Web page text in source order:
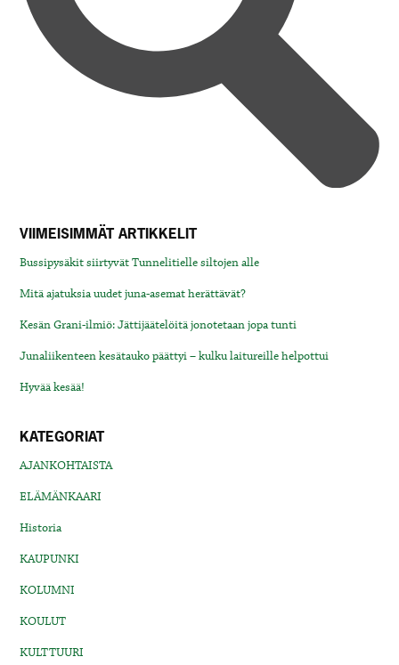
VIIMEISIMMÄT ARTIKKELIT
Bussipysäkit siirtyvät Tunnelitielle siltojen alle
Mitä ajatuksia uudet juna-asemat herättävät?
Kesän Grani-ilmiö: Jättijäätelöitä jonotetaan jopa tunti
Junaliikenteen kesätauko päättyi – kulku laitureille helpottui
Hyvää kesää!
KATEGORIAT
AJANKOHTAISTA
ELÄMÄNKAARI
Historia
KAUPUNKI
KOLUMNI
KOULUT
KULTTUURI